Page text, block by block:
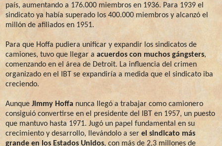
país, aumentando a 176.000 miembros en 1936. Para 1939 el
sindicato ya había superado los 400.000 miembros y alcanzó el
millón de afiliados en 1951.
Para que Hoffa pudiera unificar y expandir los sindicatos de
camiones, tuvo que llegar a acuerdos con muchos gángsters,
comenzando en el área de Detroit. La influencia del crimen
organizado en el IBT se expandiría a medida que el sindicato iba
creciendo.
Aunque Jimmy Hoffa nunca llegó a trabajar como camionero
consiguió convertirse en el presidente del IBT en 1957, un puesto
que mantuvo hasta 1971. Jugó un papel fundamental en su
crecimiento y desarrollo, llevándolo a ser el sindicato más
grande en los Estados Unidos, con más de 2,3 millones de